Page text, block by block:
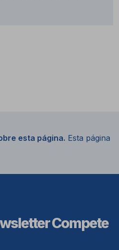
esta página. Esta página
Compete